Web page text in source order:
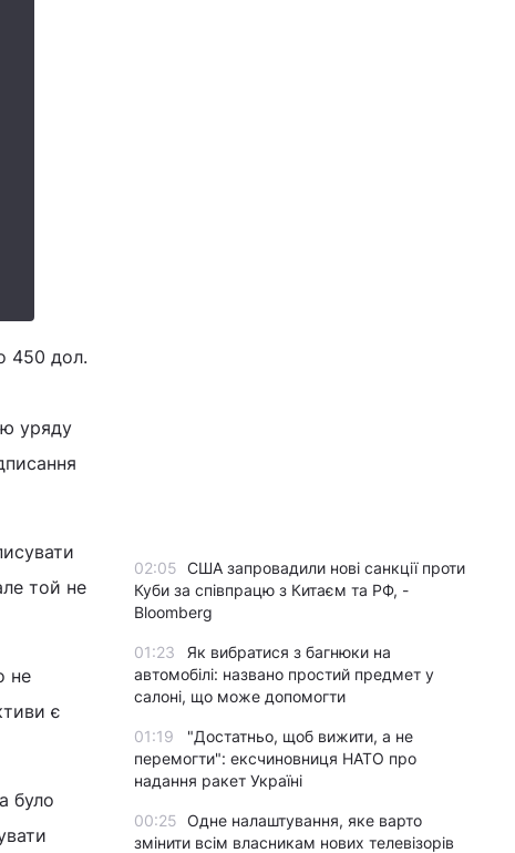
450 дол.
уряду
той не
не
є
було
02:05 США запровадили нові санкції проти
Куби за співпрацю з Китаєм та РФ, -
Bloomberg
01:23
Як вибратися з багнюки на
автомобілі: названо простий предмет у
салоні, що може допомогти
01:19
"Достатньо, щоб вижити, а не
перемогти": ексчиновниця НАТО про
надання ракет Україні
00:25 Одне налаштування, яке варто
змінити всім власникам нових телевізорів